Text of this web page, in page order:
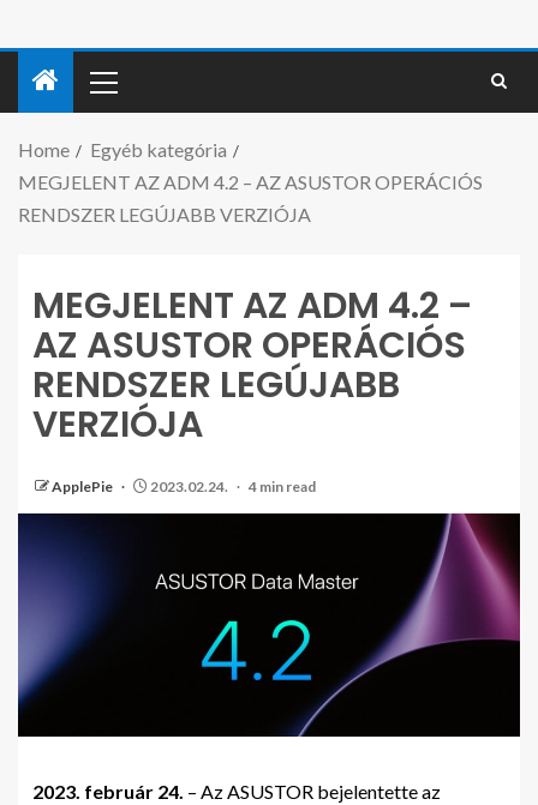
Home
Egyéb kategória
MEGJELENT AZ ADM 4.2 – AZ ASUSTOR OPERÁCIÓS
RENDSZER LEGÚJABB VERZIÓJA
MEGJELENT AZ ADM 4.2 –
AZ ASUSTOR OPERÁCIÓS
RENDSZER LEGÚJABB
VERZIÓJA
ApplePie 2023.02.24. 4 min read
2023. február 24. – Az ASUSTOR bejelentette az